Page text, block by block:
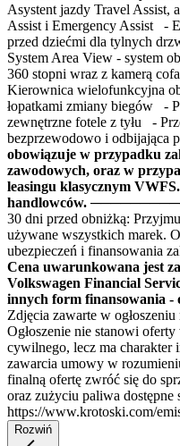
Asystent jazdy Travel Assist,
Assist i Emergency Assist -
przed dziećmi dla tylnych
System Area View - system
360 stopni wraz z kamerą
Kierownica wielofunkcyjna
łopatkami zmiany biegów -
zewnętrzne fotele z tyłu -
bezprzewodowo i odbijająca
obowiązuje w przypadku
zawodowych, oraz w
leasingu klasycznym VWFS.
handlowców.
30 dni przed obniżką:
używane wszystkich marek.
ubezpieczeń i finansowania
Cena uwarunkowana jest
Volkswagen Financial
innych form finansowania -
Zdjęcia zawarte w
Ogłoszenie nie stanowi
cywilnego, lecz ma charakter
zawarcia umowy w
finalną ofertę zwróć się do
oraz zużyciu paliwa dostępne
https://www.krotoski.com/
Rozwiń